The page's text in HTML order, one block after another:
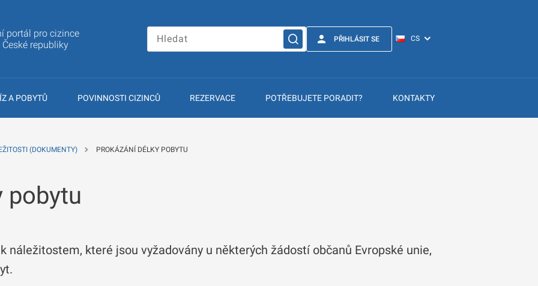
portál pro cizince
republiky
PŘIHLÁSIT SE
A POBYTŮ POVINNOSTI CIZINCŮ REZERVACE POTŘEBUJETE PORADIT? KONTAKTY
(DOKUMENTY) PROKÁZÁNÍ DÉLKY POBYTU
pobytu
náležitostem, které jsou vyžadovány u některých žádostí občanů Evropské unie,